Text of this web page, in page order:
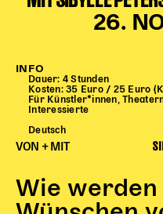
Begleitmaterial
Schulabenteuernacht
Probenklasse
Theaterklasse
Vorstellungen für
Angebote für
PädagogikClub
26.
INFO
Dauer: 4 Stunden
Kosten: 35 Euro / 25 Euro
Für Künstler*innen,
Interessierte
Deutsch
VON + MIT
Wie werden